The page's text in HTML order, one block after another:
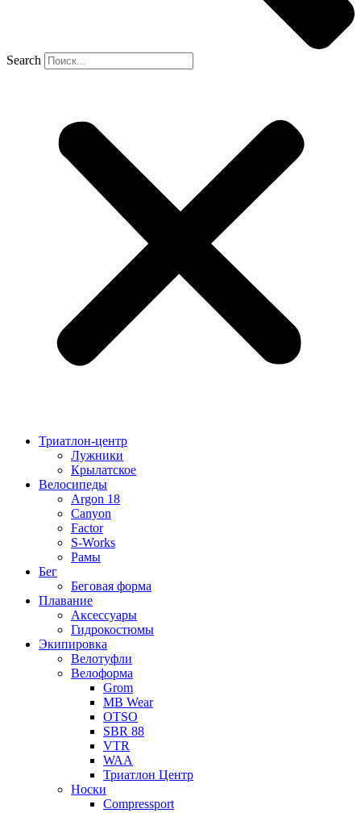
Search
Триатлон-центр
Лужники
Крылатское
Велосипеды
Argon 18
Canyon
Factor
S-Works
Рамы
Бег
Беговая форма
Плавание
Аксессуары
Гидрокостюмы
Экипировка
Велотуфли
Велоформа
Grom
MB Wear
OTSO
SBR 88
VTR
WAA
Триатлон Центр
Носки
Compressport